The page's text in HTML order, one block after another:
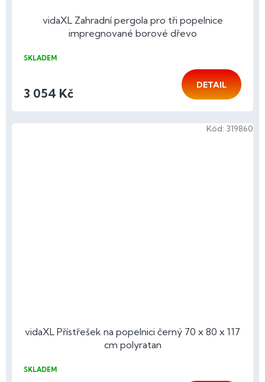
vidaXL Zahradní pergola pro tři popelnice
impregnované borové dřevo
SKLADEM
3 054 Kč
DETAIL
vidaXL Přístřešek na popelnici černý 70 x 80 x 117
cm polyratan
SKLADEM
Kód: 319860